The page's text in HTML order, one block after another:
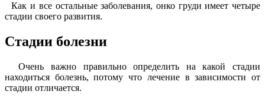
Как и все остальные заболевания, онко груди имеет четыре
стадии своего развития.
Стадии болезни
Очень важно правильно определить на какой стадии
находиться болезнь, потому что лечение в зависимости от
стадии отличается.